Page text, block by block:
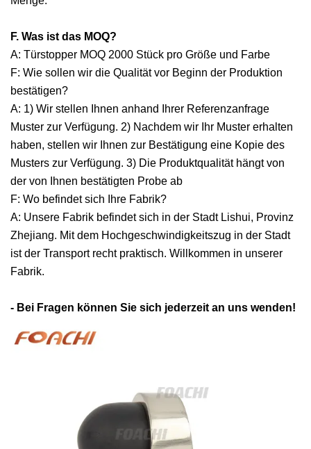
F. Was ist das MOQ?
A: Türstopper MOQ 2000 Stück pro Größe und Farbe
F: Wie sollen wir die Qualität vor Beginn der Produktion
bestätigen?
A: 1) Wir stellen Ihnen anhand Ihrer Referenzanfrage
Muster zur Verfügung. 2) Nachdem wir Ihr Muster erhalten
haben, stellen wir Ihnen zur Bestätigung eine Kopie des
Musters zur Verfügung. 3) Die Produktqualität hängt von
der von Ihnen bestätigten Probe ab
F: Wo befindet sich Ihre Fabrik?
A: Unsere Fabrik befindet sich in der Stadt Lishui, Provinz
Zhejiang. Mit dem Hochgeschwindigkeitszug in der Stadt
ist der Transport recht praktisch. Willkommen in unserer
Fabrik.
- Bei Fragen können Sie sich jederzeit an uns wenden!